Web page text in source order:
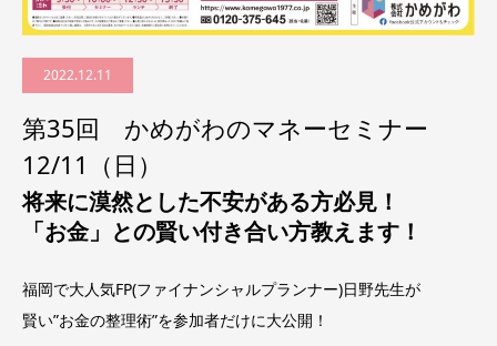
2022.12.11
第35回 かめがわのマネーセミナー
12/11（日）
将来に漠然とした不安がある方必見！
「お金」との賢い付き合い方教えます！
福岡で大人気FP(ファイナンシャルプランナー)日野先生が
賢い”お金の整理術”を参加者だけに大公開！